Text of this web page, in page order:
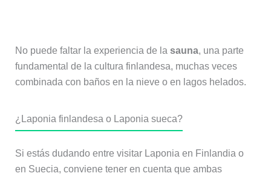
No puede faltar la experiencia de la sauna, una parte
fundamental de la cultura finlandesa, muchas veces
combinada con baños en la nieve o en lagos helados.
¿Laponia finlandesa o Laponia sueca?
Si estás dudando entre visitar Laponia en Finlandia o
en Suecia, conviene tener en cuenta que ambas